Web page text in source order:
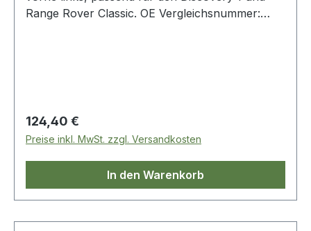
Range Rover Classic. OE Vergleichsnummer:
Regulärer Preis:
124,40 €
Preise inkl. MwSt. zzgl. Versandkosten
In den Warenkorb